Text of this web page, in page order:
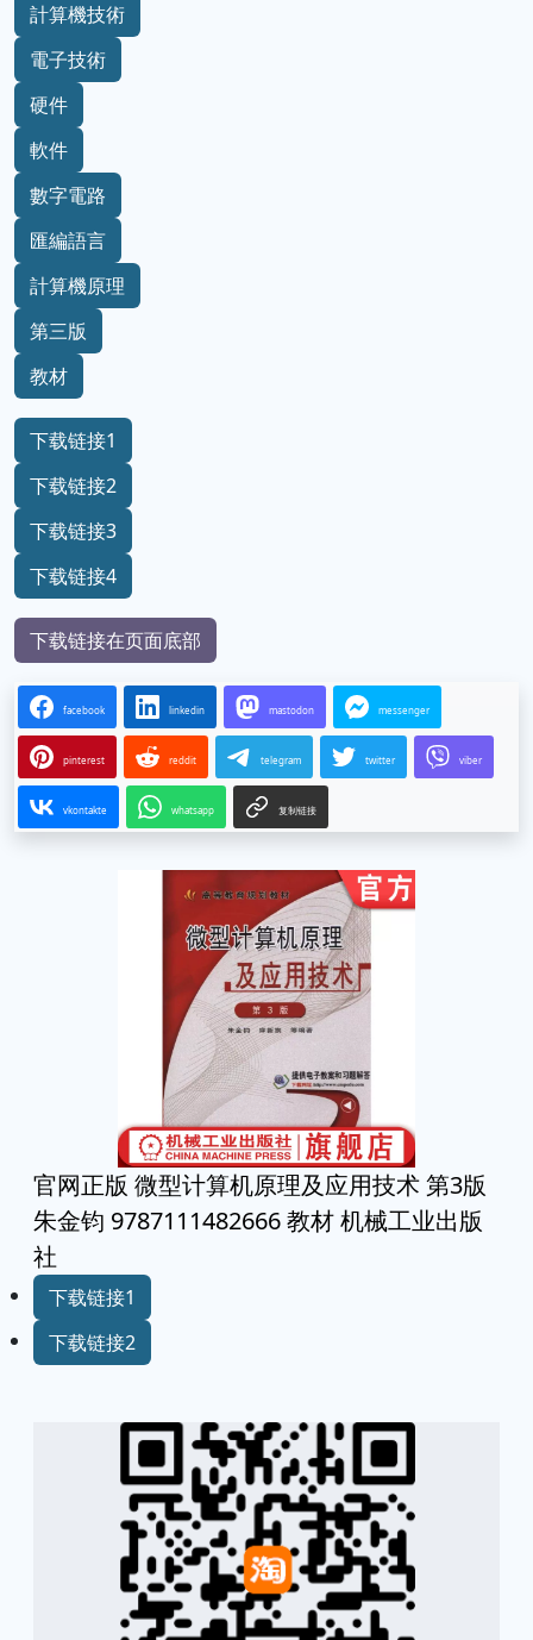
計算機技術
電子技術
硬件
軟件
數字電路
匯編語言
計算機原理
第三版
教材
下载链接1
下载链接2
下载链接3
下载链接4
下载链接在页面底部
facebook linkedin mastodon messenger
pinterest reddit telegram twitter viber
vkontakte whatsapp 复制链接
官网正版 微型计算机原理及应用技术 第3版
朱金钧 9787111482666 教材 机械工业出版
社
下载链接1
下载链接2